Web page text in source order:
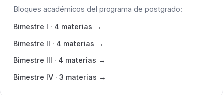
Bloques académicos del programa de postgrado:
Bimestre I · 4 materias →
Bimestre II · 4 materias →
Bimestre III · 4 materias →
Bimestre IV · 3 materias →